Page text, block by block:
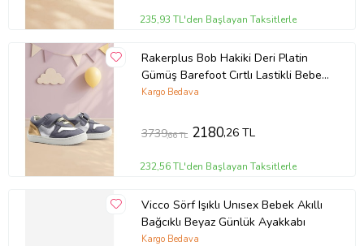
kcm57232324235,93 TL'den Başlayan Taksitlerle
Rakerplus Bob Hakiki Deri Platin
Gümüş Barefoot Cırtlı Lastikli Bebek
Sneaker Ayakkabı
Kargo Bedava
3739,66 TL 2180,26 TL
232,56 TL'den Başlayan Taksitlerle
Vicco Sörf Işıklı Unısex Bebek Akıllı
Bağcıklı Beyaz Günlük Ayakkabı
Kargo Bedava